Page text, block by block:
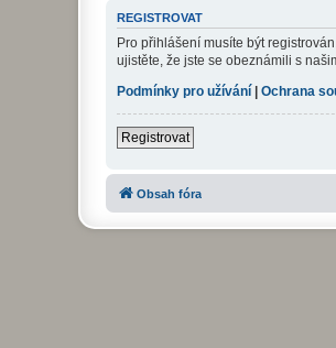
REGISTROVAT
Pro přihlášení musíte být
ujistěte, že jste se obeznámili s
Podmínky pro užívání
Ochrana
Registrovat
Obsah fóra